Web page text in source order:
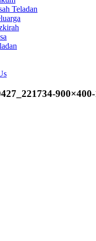
Teladan
900×400-